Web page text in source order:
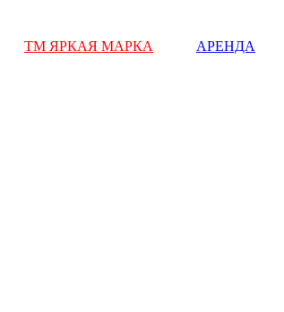
ТМ ЯРКАЯ МАРКА АРЕНДА